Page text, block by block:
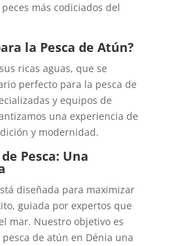
más codiciados del
la Pesca de Atún?
ricas aguas, que se
perfecto para la pesca de
y equipos de
una experiencia de
y modernidad.
Pesca: Una
diseñada para maximizar
guiada por expertos que
mar. Nuestro objetivo es
de atún en Dénia una